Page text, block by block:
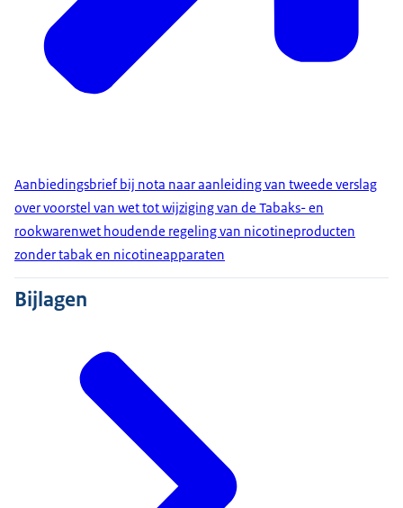
Aanbiedingsbrief bij nota naar aanleiding van tweede verslag
over voorstel van wet tot wijziging van de Tabaks- en
rookwarenwet houdende regeling van nicotineproducten
zonder tabak en nicotineapparaten
Bijlagen